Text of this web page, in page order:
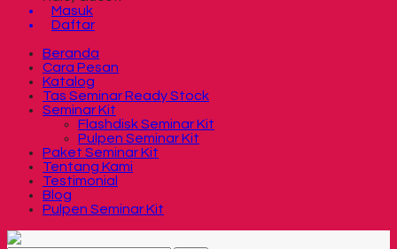
Masuk
Daftar
Beranda
Cara Pesan
Katalog
Tas Seminar Ready Stock
Seminar Kit
Flashdisk Seminar Kit
Pulpen Seminar Kit
Paket Seminar Kit
Tentang Kami
Testimonial
Blog
Pulpen Seminar Kit